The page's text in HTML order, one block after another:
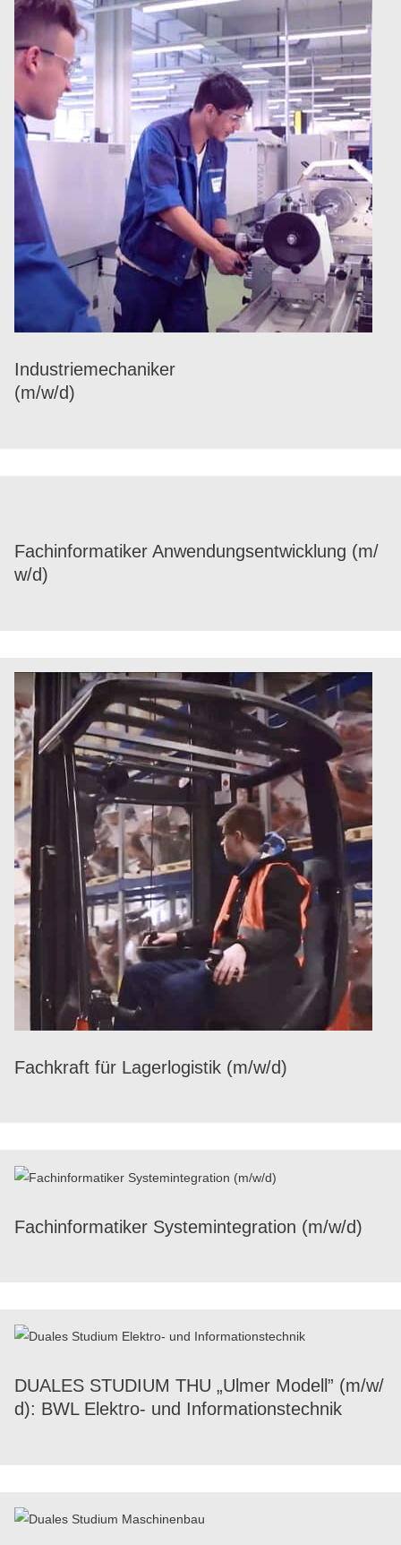
Indus­trie­me­cha­ni­ker
(m/​w/​d)
Fach­in­for­ma­ti­ker Anwen­dungs­ent­wick­lung (m/​
w/​d)
Fach­kraft für Lager­lo­gis­tik (m/​w/​d)
Fach­in­for­ma­ti­ker System­in­te­gra­tion (m/​w/​d)
DUALES STUDIUM THU „Ulmer Modell” (m/​w/​
d): BWL Elek­tro- und Informationstechnik